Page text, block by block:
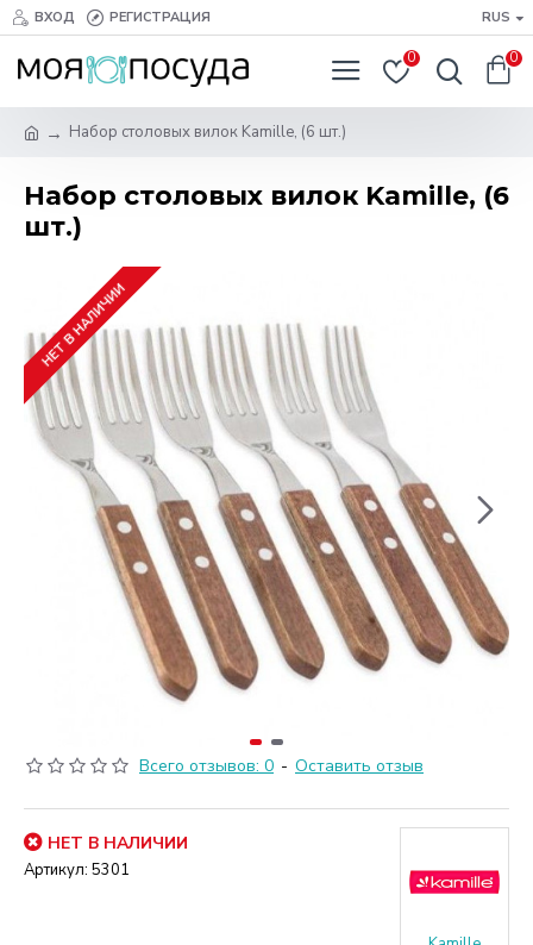
ВХОД РЕГИСТРАЦИЯ RUS
0 0
Набор столовых вилок Kamille, (6 шт.)
Набор столовых вилок Kamille, (6
шт.)
НЕТ В НАЛИЧИИ
Всего отзывов: 0 - Оставить отзыв
НЕТ В НАЛИЧИИ
Артикул: 5301